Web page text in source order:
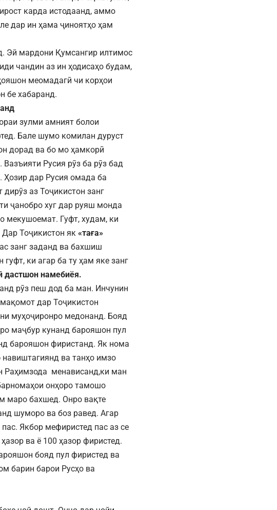
карда истодаанд, аммо
дар ин ҳама ҷиноятҳо ҳам
Эй мардони Қумсангир илтимос
чандин аз ин ҳодисаҳо будам,
меомадагӣ чи корҳои
бе хабаранд.
зулми амният болои
Бале шумо комилан дуруст
дорад ва бо мо ҳамкорӣ
Русия рӯз ба рӯз бад
Ҳозир дар Русия омада ба
аз Тоҷикистон занг
ҷанобро хуг дар руяш монда
мекушоемат. Гуфт, худам, ки
Дар Тоҷикистон як «таға»
занг заданд ва бахшиш
ки агар ба ту ҳам яке занг
дастшон намебиёя.
рӯз пеш дод ба ман. Инчунин
дар Тоҷикистон
муҳоҷиронро медонанд. Бояд
маҷбур кунанд барояшон пул
барояшон фиристанд. Як нома
ва танҳо имзо
Раҳимзода менависанд,ки ман
онҳоро тамошо
маро бахшед. Онро вақте
шуморо ва боз равед. Агар
Якбор мефиристед пас аз се
ва ё 100 ҳазор фиристед.
бояд пул фиристед ва
барин барои Русҳо ва